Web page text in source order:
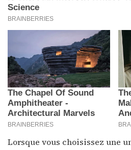
Lorsque vous choisissez une